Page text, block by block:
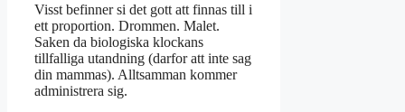
Visst befinner si det gott att finnas till i
ett proportion. Drommen. Malet.
Saken da biologiska klockans
tillfalliga utandning (darfor att inte sag
din mammas). Alltsamman kommer
administrera sig.